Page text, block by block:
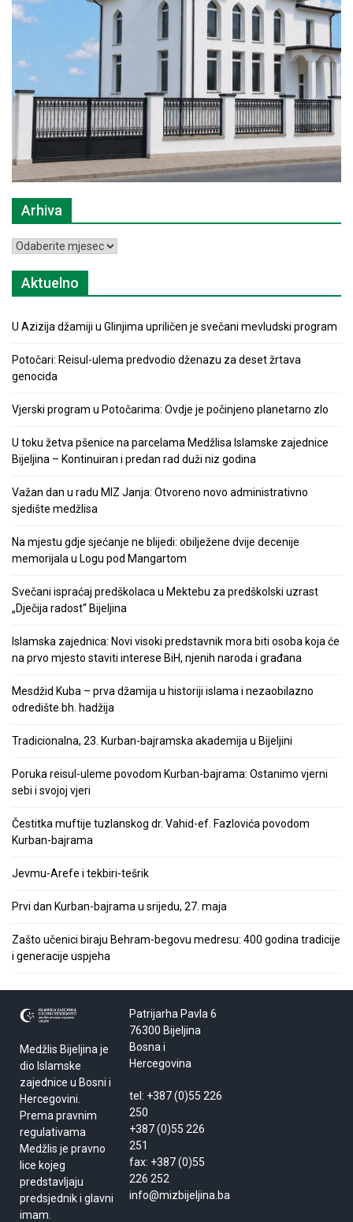
Arhiva
Arhiva
Aktuelno
U Azizija džamiji u Glinjima upriličen je svečani mevludski program
Potočari: Reisul-ulema predvodio dženazu za deset žrtava
genocida
Vjerski program u Potočarima: Ovdje je počinjeno planetarno zlo
U toku žetva pšenice na parcelama Medžlisa Islamske zajednice
Bijeljina – Kontinuiran i predan rad duži niz godina
Važan dan u radu MIZ Janja: Otvoreno novo administrativno
sjedište medžlisa
Na mjestu gdje sjećanje ne blijedi: obilježene dvije decenije
memorijala u Logu pod Mangartom
Svečani ispraćaj predškolaca u Mektebu za predškolski uzrast
„Dječija radost“ Bijeljina
Islamska zajednica: Novi visoki predstavnik mora biti osoba koja će
na prvo mjesto staviti interese BiH, njenih naroda i građana
Mesdžid Kuba – prva džamija u historiji islama i nezaobilazno
odredište bh. hadžija
Tradicionalna, 23. Kurban-bajramska akademija u Bijeljini
Poruka reisul-uleme povodom Kurban-bajrama: Ostanimo vjerni
sebi i svojoj vjeri
Čestitka muftije tuzlanskog dr. Vahid-ef. Fazlovića povodom
Kurban-bajrama
Jevmu-Arefe i tekbiri-tešrik
Prvi dan Kurban-bajrama u srijedu, 27. maja
Zašto učenici biraju Behram-begovu medresu: 400 godina tradicije
i generacije uspjeha
Medžlis Bijeljina je
dio Islamske
zajednice u Bosni i
Hercegovini.
Prema pravnim
regulativama
Medžlis je pravno
lice kojeg
predstavljaju
predsjednik i glavni
imam.
Patrijarha Pavla 6
76300 Bijeljina
Bosna i
Hercegovina
tel: +387 (0)55 226
250
+387 (0)55 226
251
fax: +387 (0)55
226 252
info@mizbijeljina.ba